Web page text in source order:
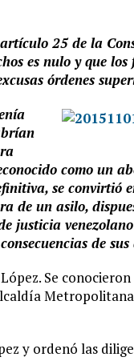
25 de la
es nulo y que
órdenes
como un
se convirtió
de un asilo,
justicia
de sus
Se
y ordenó las